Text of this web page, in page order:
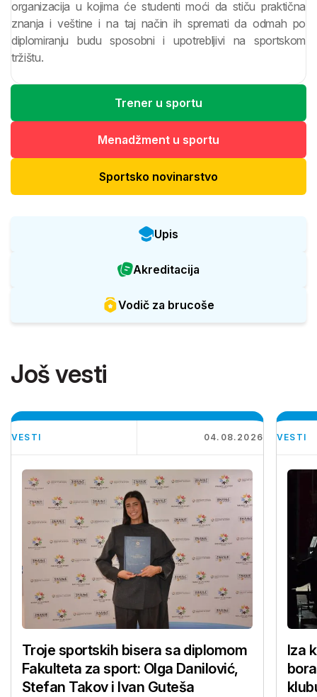
organizacija u kojima će studenti moći da stiču praktična
znanja i veštine i na taj način ih spremati da odmah po
diplomiranju budu sposobni i upotrebljivi na sportskom
tržištu.
Trener u sportu
Menadžment u sportu
Sportsko novinarstvo
Upis
Akreditacija
Vodič za brucoše
Još vesti
VESTI 04.08.2026
Troje sportskih bisera sa diplomom
Fakulteta za sport: Olga Danilović,
Stefan Takov i Ivan Guteša
VESTI
Iza